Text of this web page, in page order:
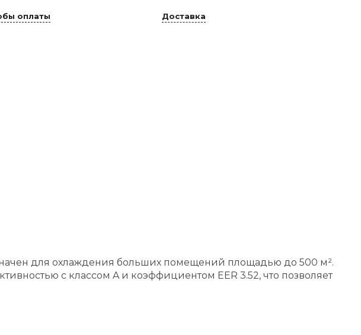
оплаты Доставка
для охлаждения больших помещений площадью до 500 м².
с классом A и коэффициентом EER 3.52, что позволяет